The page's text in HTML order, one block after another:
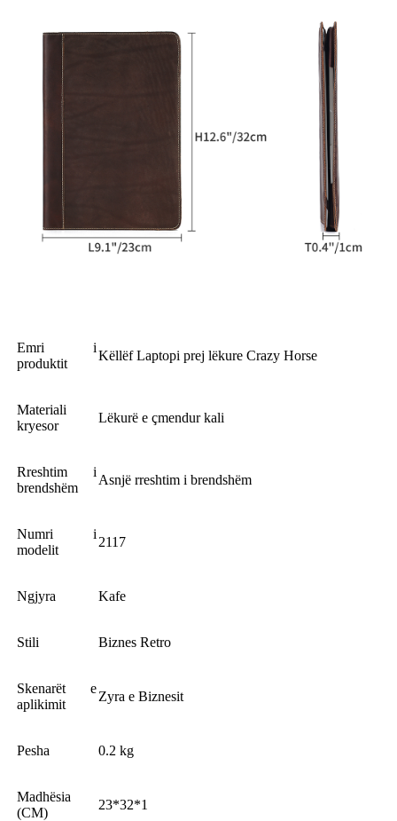
Emri i
produktit
Këllëf Laptopi prej lëkure Crazy Horse
Materiali
kryesor
Lëkurë e çmendur kali
Rreshtim i
brendshëm
Asnjë rreshtim i brendshëm
Numri i
modelit
2117
Ngjyra Kafe
Stili Biznes Retro
Skenarët e
aplikimit
Zyra e Biznesit
Pesha 0.2 kg
Madhësia
(CM)
23*32*1